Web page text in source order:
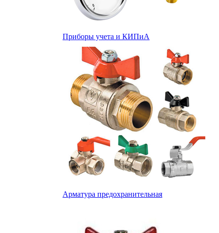
Приборы учета и КИПиА
Арматура предохранительная